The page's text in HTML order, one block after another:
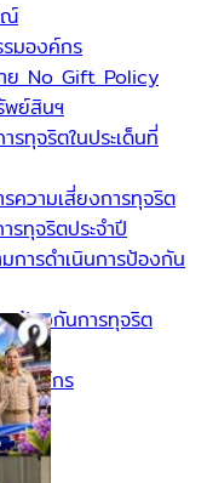
ณ์
มองค์กร
ย No Gift Policy
พย์สินฯ
รทุจริตในประเด็นที่
ความเสี่ยงการทุจริต
ทุจริตประจำปี
การดำเนินการป้องกัน
รป้องกันการทุจริต
มองค์กร